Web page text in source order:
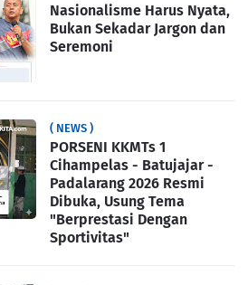
Nasionalisme Harus Nyata,
Bukan Sekadar Jargon dan
Seremoni
( NEWS )
PORSENI KKMTs 1
Cihampelas - Batujajar -
Padalarang 2026 Resmi
Dibuka, Usung Tema
"Berprestasi Dengan
Sportivitas"